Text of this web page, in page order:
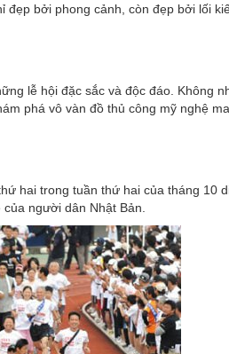
bởi phong cảnh, còn đẹp bởi lối
lễ hội đặc sắc và độc đáo. Không
phá vô vàn đồ thủ công mỹ nghệ
hai trong tuần thứ hai của tháng 10
người dân Nhật Bản.